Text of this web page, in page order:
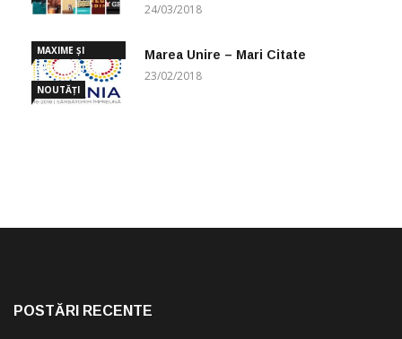
24/03/2018
MAXIME ȘI
CUGETĂRI
NOUTĂȚI
Marea Unire – Mari Citate
23/02/2018
POSTĂRI RECENTE